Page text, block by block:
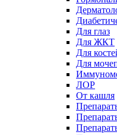
Для глаз
Для ЖКТ
Для
Для
ЛОР
От кашля